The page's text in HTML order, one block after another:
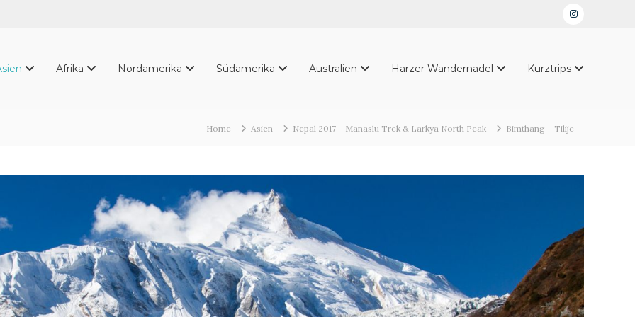
Instagram
Afrika Nordamerika Südamerika Australien Harzer Wandernadel Kurztrips
Home Asien Nepal 2017 – Manaslu Trek & Larkya North Peak Bimthang – Tilije